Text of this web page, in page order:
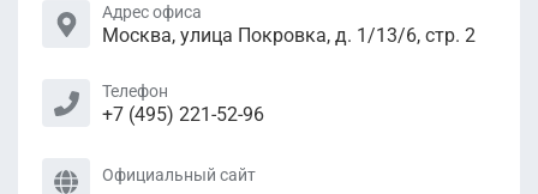
Адрес офиса
Москва, улица Покровка, д. 1/13/6, стр. 2
Телефон
+7 (495) 221-52-96
Официальный сайт